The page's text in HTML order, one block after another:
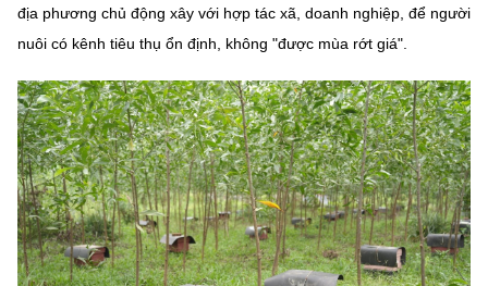
Email:
stc@mst.gov.vn
©2026 Bản quyền thuộc Bộ Khoa Học và Công Nghệ
website này)
địa phương chủ động xây với hợp tác xã, doanh nghiệp, để người
nuôi có kênh tiêu thụ ổn định, không "được mùa rớt giá".